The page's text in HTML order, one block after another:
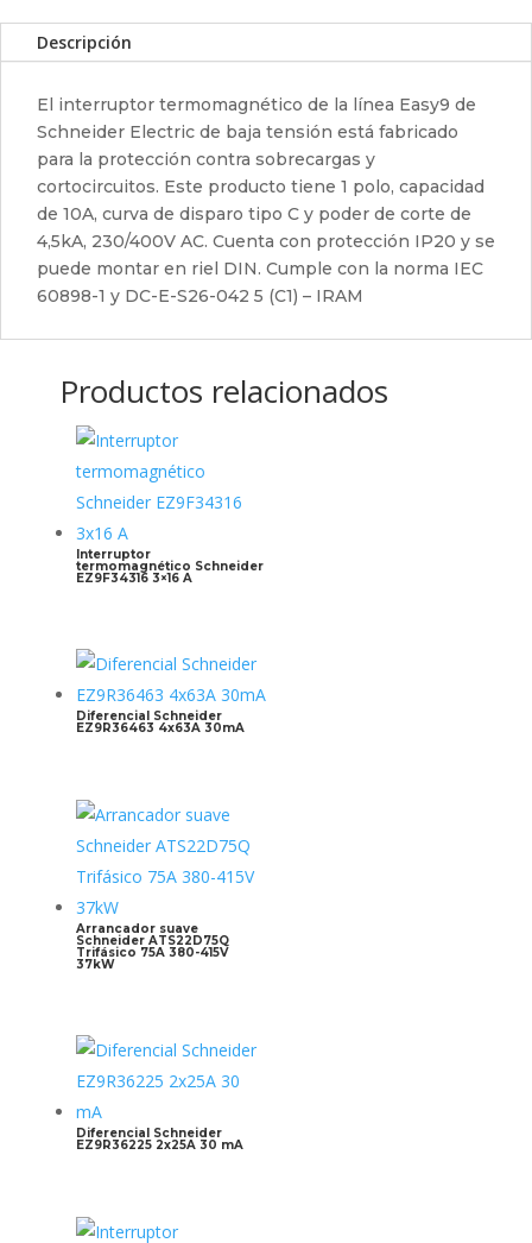
Descripción
El interruptor termomagnético de la línea Easy9 de
Schneider Electric de baja tensión está fabricado
para la protección contra sobrecargas y
cortocircuitos. Este producto tiene 1 polo, capacidad
de 10A, curva de disparo tipo C y poder de corte de
4,5kA, 230/400V AC. Cuenta con protección IP20 y se
puede montar en riel DIN. Cumple con la norma IEC
60898-1 y DC-E-S26-042 5 (C1) – IRAM
Productos relacionados
Interruptor
termomagnético Schneider
EZ9F34316 3×16 A
Diferencial Schneider
EZ9R36463 4x63A 30mA
Arrancador suave
Schneider ATS22D75Q
Trifásico 75A 380-415V
37kW
Diferencial Schneider
EZ9R36225 2x25A 30 mA